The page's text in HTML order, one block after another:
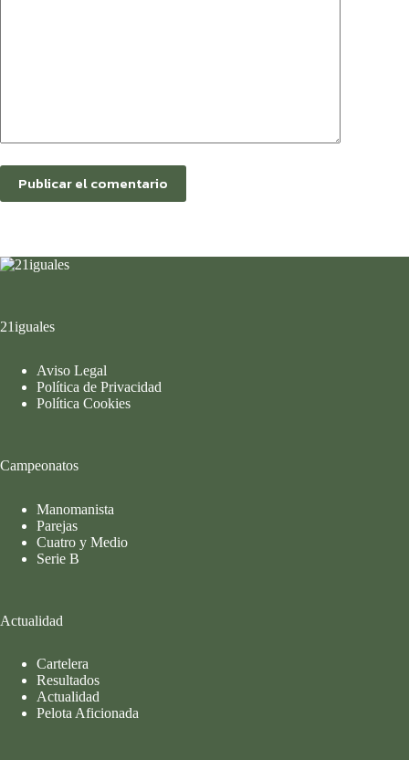
Publicar el comentario
21iguales
Aviso Legal
Política de Privacidad
Política Cookies
Campeonatos
Manomanista
Parejas
Cuatro y Medio
Serie B
Actualidad
Cartelera
Resultados
Actualidad
Pelota Aficionada